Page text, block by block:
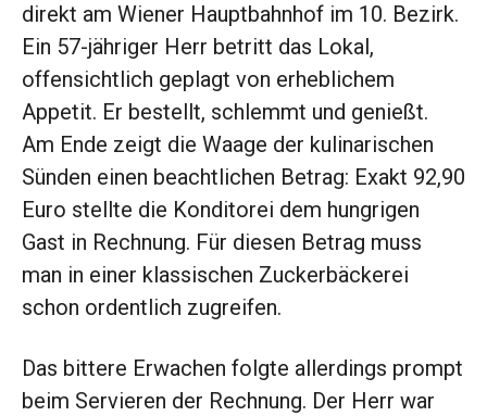
direkt am Wiener Hauptbahnhof im 10. Bezirk.
Ein 57-jähriger Herr betritt das Lokal,
offensichtlich geplagt von erheblichem
Appetit. Er bestellt, schlemmt und genießt.
Am Ende zeigt die Waage der kulinarischen
Sünden einen beachtlichen Betrag: Exakt 92,90
Euro stellte die Konditorei dem hungrigen
Gast in Rechnung. Für diesen Betrag muss
man in einer klassischen Zuckerbäckerei
schon ordentlich zugreifen.
Das bittere Erwachen folgte allerdings prompt
beim Servieren der Rechnung. Der Herr war